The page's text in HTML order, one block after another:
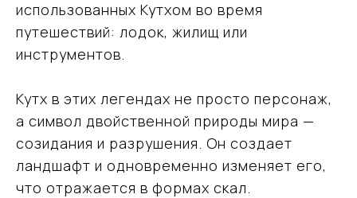
использованных Кутхом во время
путешествий: лодок, жилищ или
инструментов.
Кутх в этих легендах не просто персонаж,
а символ двойственной природы мира —
созидания и разрушения. Он создает
ландшафт и одновременно изменяет его,
что отражается в формах скал.